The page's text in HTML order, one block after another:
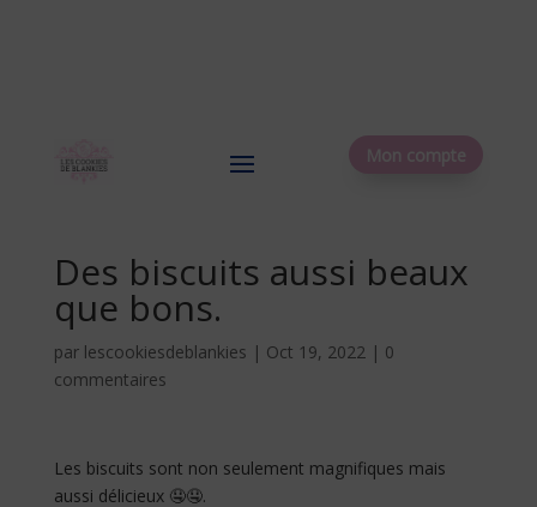
Mon compte
Des biscuits aussi beaux
que bons.
par lescookiesdeblankies | Oct 19, 2022| 0
commentaires
Les biscuits sont non seulement magnifiques mais
aussi délicieux 🤤🤤.